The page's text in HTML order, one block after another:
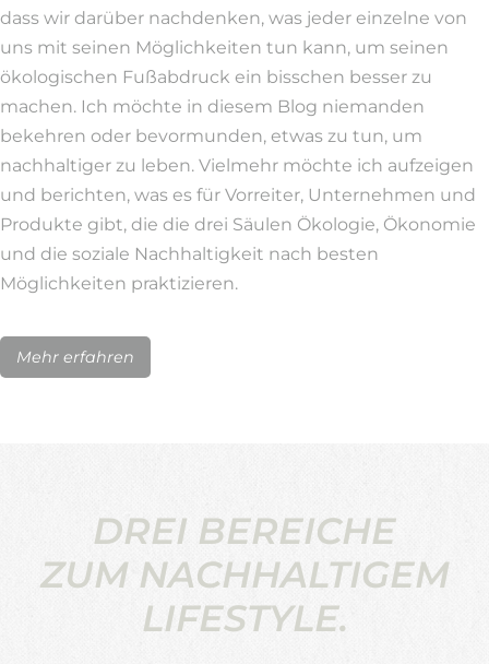
dass wir darüber nachdenken, was jeder einzelne von
uns mit seinen Möglichkeiten tun kann, um seinen
ökologischen Fußabdruck ein bisschen besser zu
machen. Ich möchte in diesem Blog niemanden
bekehren oder bevormunden, etwas zu tun, um
nachhaltiger zu leben. Vielmehr möchte ich aufzeigen
und berichten, was es für Vorreiter, Unternehmen und
Produkte gibt, die die drei Säulen Ökologie, Ökonomie
und die soziale Nachhaltigkeit nach besten
Möglichkeiten praktizieren.
Mehr erfahren
DREI BEREICHE
ZUM NACHHALTIGEM
LIFESTYLE.